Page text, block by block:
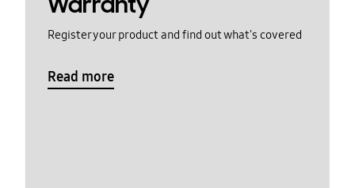
Register your product and find out what's covered
Read more